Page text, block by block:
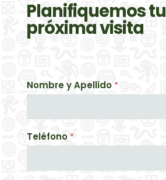
Planifiquemos tu
próxima visita
Nombre y Apellido *
Teléfono *